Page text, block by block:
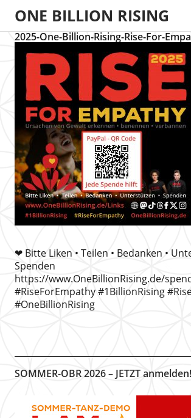
ONE BILLION RISING
2025-One-Billion-Rising-Rise-For-
❤ Bitte Liken • Teilen • Bedanken •
Spenden
https://www.OneBillionRising.de/
#RiseForEmpathy #1BillionRising
#OneBillionRising
SOMMER-OBR 2026 – JETZT anmelden!